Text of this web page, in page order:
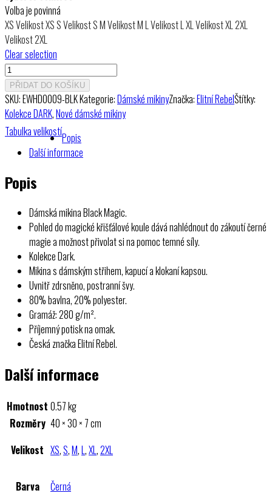
Volba je povinná
XSVelikost XSSVelikost SMVelikost ML Velikost L XL Velikost XL 2XL
Velikost 2XL
Clear selection
Dámská
mikina
Black
Magic
množství
PŘIDAT DO KOŠÍKU
SKU:EWHD0009-BLKKategorie:Dámské mikinyZnačka:Elitní RebelŠtítky:
Kolekce DARK,Nové dámské mikiny
Tabulka velikostíPopis
Další informace
Popis
Dámská mikina Black Magic.
Pohled do magické křišťálové koule dává nahlédnout do zákoutí černé
magie a možnost přivolat si na pomoc temné síly.
Kolekce Dark.
Mikina s dámským střihem, kapucí a klokaní kapsou.
Uvnitř zdrsněno, postranní švy.
80% bavlna, 20% polyester.
Gramáž: 280 g/m².
Příjemný potisk na omak.
Česká značka Elitní Rebel.
Další informace
Hmotnost 0.57 kg
Rozměry 40 × 30 × 7 cm
Velikost XS,S,M,L,XL,2XL
Barva Černá